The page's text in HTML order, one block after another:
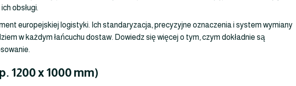
obsługi.
europejskiej logistyki. Ich standaryzacja, precyzyjne oznaczenia i system wymiany
w każdym łańcuchu dostaw. Dowiedz się więcej o tym, czym dokładnie są
1200 x 1000 mm)